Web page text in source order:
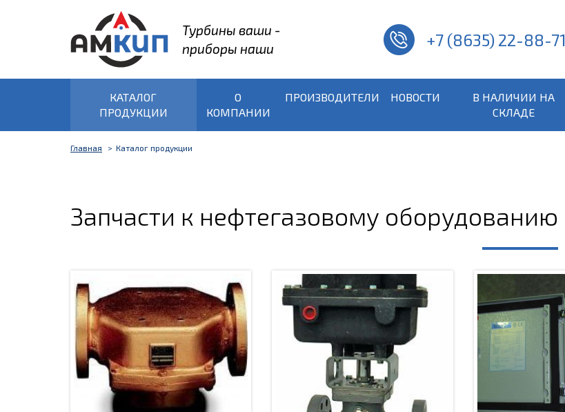
Турбины ваши -
приборы наши
+7 (8635) 22-88-71
КАТАЛОГ
ПРОДУКЦИИ
О
КОМПАНИИ
ПРОИЗВОДИТЕЛИ НОВОСТИ
В НАЛИЧИИ НА
СКЛАДЕ
Главная Каталог продукции
Запчасти к нефтегазовому оборудованию